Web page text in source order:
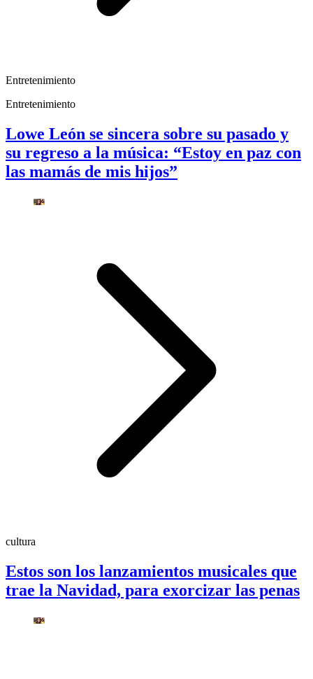
Entretenimiento
Entretenimiento
Lowe León se sincera sobre su pasado y
su regreso a la música: “Estoy en paz con
las mamás de mis hijos”
cultura
Estos son los lanzamientos musicales que
trae la Navidad, para exorcizar las penas